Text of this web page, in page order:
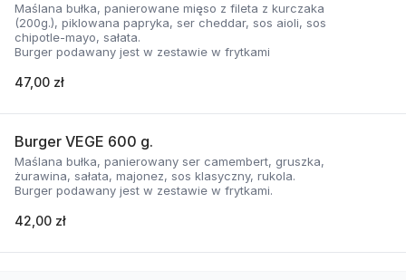
Maślana bułka, panierowane mięso z fileta z kurczaka
(200g.), piklowana papryka, ser cheddar, sos aioli, sos
chipotle-mayo, sałata.
Burger podawany jest w zestawie w frytkami
47,00 zł
Burger VEGE 600 g.
Maślana bułka, panierowany ser camembert, gruszka,
żurawina, sałata, majonez, sos klasyczny, rukola.
Burger podawany jest w zestawie w frytkami.
42,00 zł